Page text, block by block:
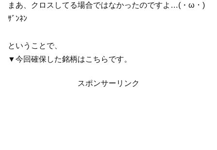
まあ、クロスしてる場合ではなかったのですよ…(・ω・)
ｻﾞﾝﾈﾝ
ということで、
▼今回確保した銘柄はこちらです。
スポンサーリンク